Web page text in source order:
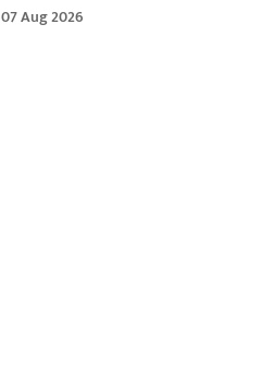
07 Aug 2026